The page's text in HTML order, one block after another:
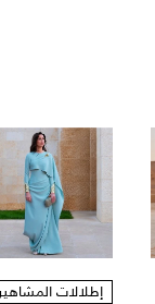
إطلالات